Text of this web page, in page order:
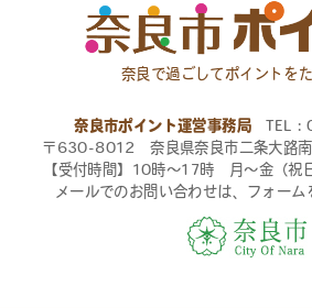
奈良で過ごしてポイントをた
奈良市ポイント運営事務局 TEL：
〒630-8012 奈良県奈良市二条大路
【受付時間】10時〜17時 月〜金（祝
メールでのお問い合わせは、フォーム